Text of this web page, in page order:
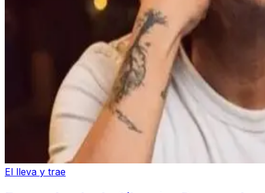
El lleva y trae